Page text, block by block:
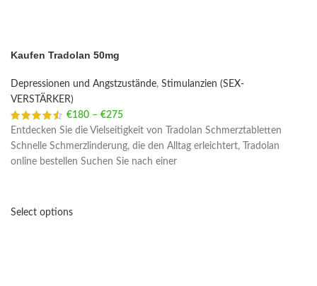
Kaufen Tradolan 50mg
Depressionen und Angstzustände, Stimulanzien (SEX-
VERSTÄRKER)
€180 – €275
Entdecken Sie die Vielseitigkeit von Tradolan Schmerztabletten
Schnelle Schmerzlinderung, die den Alltag erleichtert, Tradolan
online bestellen Suchen Sie nach einer
Select options